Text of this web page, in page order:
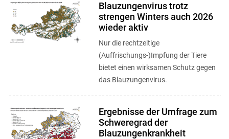
Blauzungenvirus trotz
strengen Winters auch 2026
wieder aktiv
Nur die rechtzeitige
(Auffrischungs-)Impfung der Tiere
bietet einen wirksamen Schutz gegen
das Blauzungenvirus.
Ergebnisse der Umfrage zum
Schweregrad der
Blauzungenkrankheit